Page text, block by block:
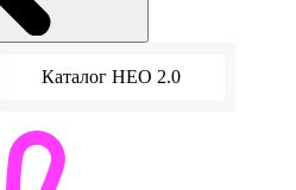
Каталог НЕО 2.0